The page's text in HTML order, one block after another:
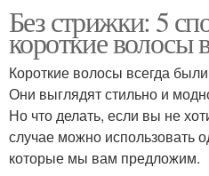
Без стрижки: 5
короткие волосы
Короткие волосы всегда
Они выглядят стильно и
Но что делать, если вы не
случае можно использовать
которые мы вам предложим.